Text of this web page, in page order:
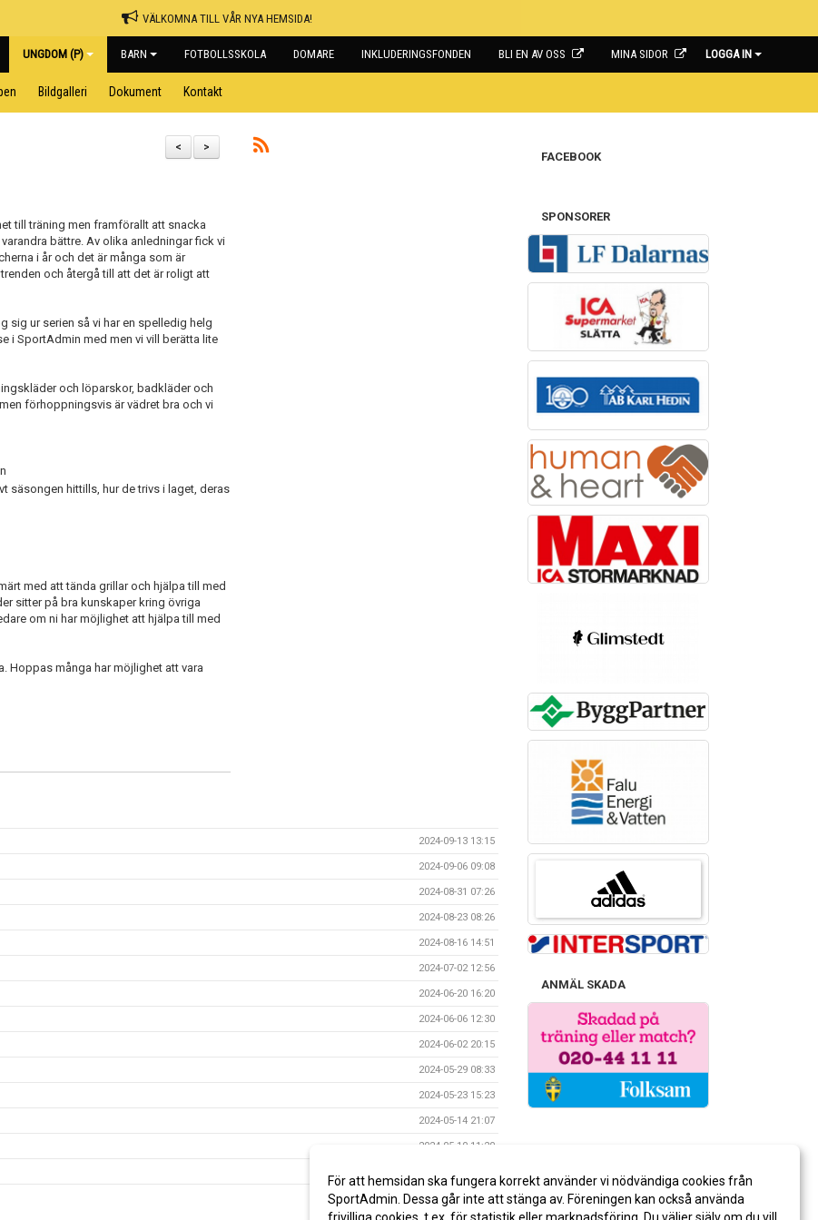
VÄLKOMNA TILL VÅR NYA HEMSIDA!
UNGDOM (P) BARN FOTBOLLSSKOLA DOMARE INKLUDERINGSFONDEN BLI EN AV OSS MINA SIDOR LOGGA IN
Bildgalleri Dokument Kontakt
>
<
till träning men framförallt att snacka
bättre. Av olika anledningar fick vi
i år och det är många som är
och återgå till att det är roligt att
sig ur serien så vi har en spelledig helg
i SportAdmin med men vi vill berätta lite
och löparskor, badkläder och
förhoppningsvis är vädret bra och vi
säsongen hittills, hur de trivs i laget, deras
med att tända grillar och hjälpa till med
sitter på bra kunskaper kring övriga
om ni har möjlighet att hjälpa till med
Hoppas många har möjlighet att vara
2024-09-13 13:15
2024-09-06 09:08
2024-08-31 07:26
2024-08-23 08:26
2024-08-16 14:51
2024-07-02 12:56
2024-06-20 16:20
2024-06-06 12:30
2024-06-02 20:15
2024-05-29 08:33
2024-05-23 15:23
2024-05-14 21:07
2024-05-10 11:20
2024-04-18 06:42
FACEBOOK
SPONSORER
ANMÄL SKADA
För att hemsidan ska fungera korrekt använder vi nödvändiga cookies från
SportAdmin. Dessa går inte att stänga av. Föreningen kan också använda